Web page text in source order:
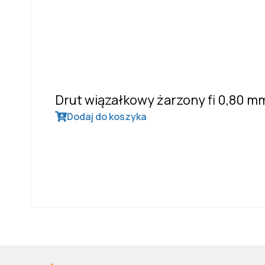
Drut wiązałkowy żarzony fi 0,80
Dodaj do koszyka